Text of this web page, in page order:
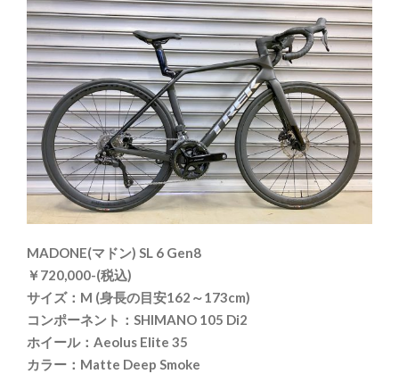
MADONE(マドン) SL 6 Gen8
￥720,000-(税込)
サイズ：M (身長の目安162～173cm)
コンポーネント：SHIMANO 105 Di2
ホイール：Aeolus Elite 35
カラー：Matte Deep Smoke